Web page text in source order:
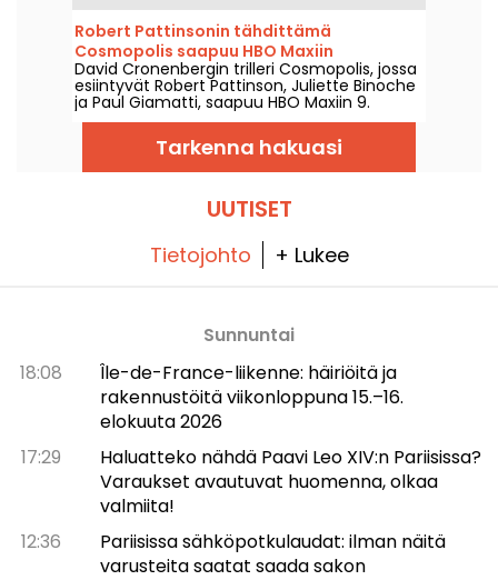
Videoon 1. elokuuta 2026.
Robert Pattinsonin tähdittämä
Cosmopolis saapuu HBO Maxiin
David Cronenbergin trilleri Cosmopolis, jossa
esiintyvät Robert Pattinson, Juliette Binoche
ja Paul Giamatti, saapuu HBO Maxiin 9.
elokuuta 2026.
Tarkenna hakuasi
UUTISET
Tietojohto + Lukee
Sunnuntai
18:08
Île-de-France-liikenne: häiriöitä ja
rakennustöitä viikonloppuna 15.–16.
elokuuta 2026
17:29
Haluatteko nähdä Paavi Leo XIV:n Pariisissa?
Varaukset avautuvat huomenna, olkaa
valmiita!
12:36
Pariisissa sähköpotkulaudat: ilman näitä
varusteita saatat saada sakon